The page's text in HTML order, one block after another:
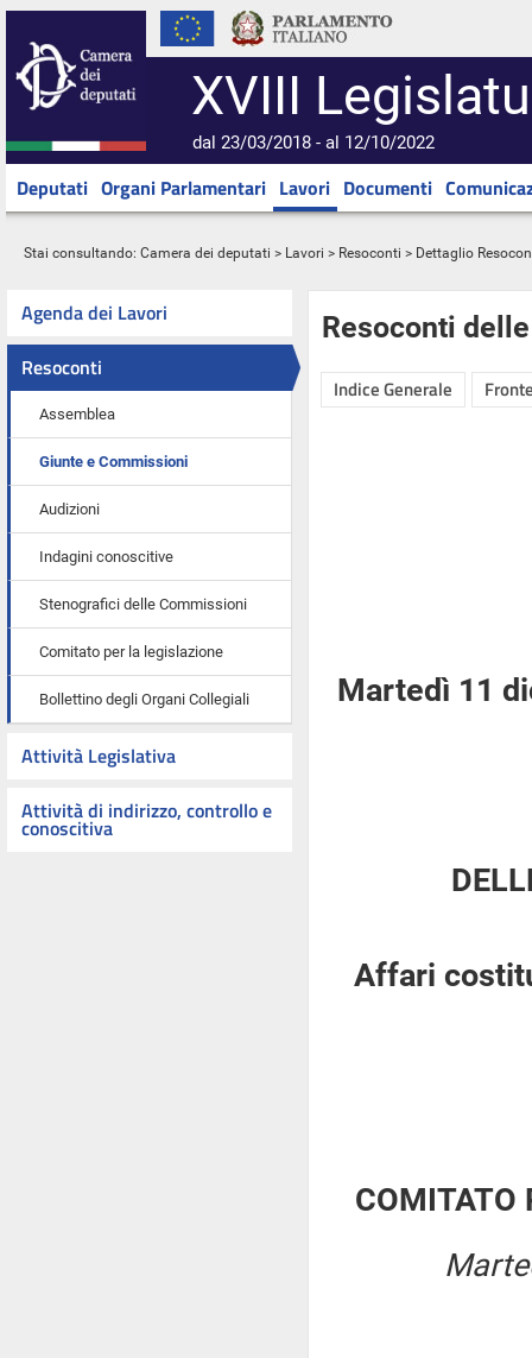
XVIII
dal 23/03/2018 - al 12/10/2022
Deputati Organi Parlamentari Lavori Documenti
Stai consultando: Camera dei deputati > Lavori > Resoconti > Dettaglio
Agenda dei Lavori
Resoconti
Assemblea
Giunte e Commissioni
Audizioni
Indagini conoscitive
Stenografici delle Commissioni
Comitato per la legislazione
Bollettino degli Organi Collegiali
Attività Legislativa
Attività di indirizzo, controllo e
conoscitiva
Resoconti
Indice Generale
Martedì 11
Affari
COMITATO